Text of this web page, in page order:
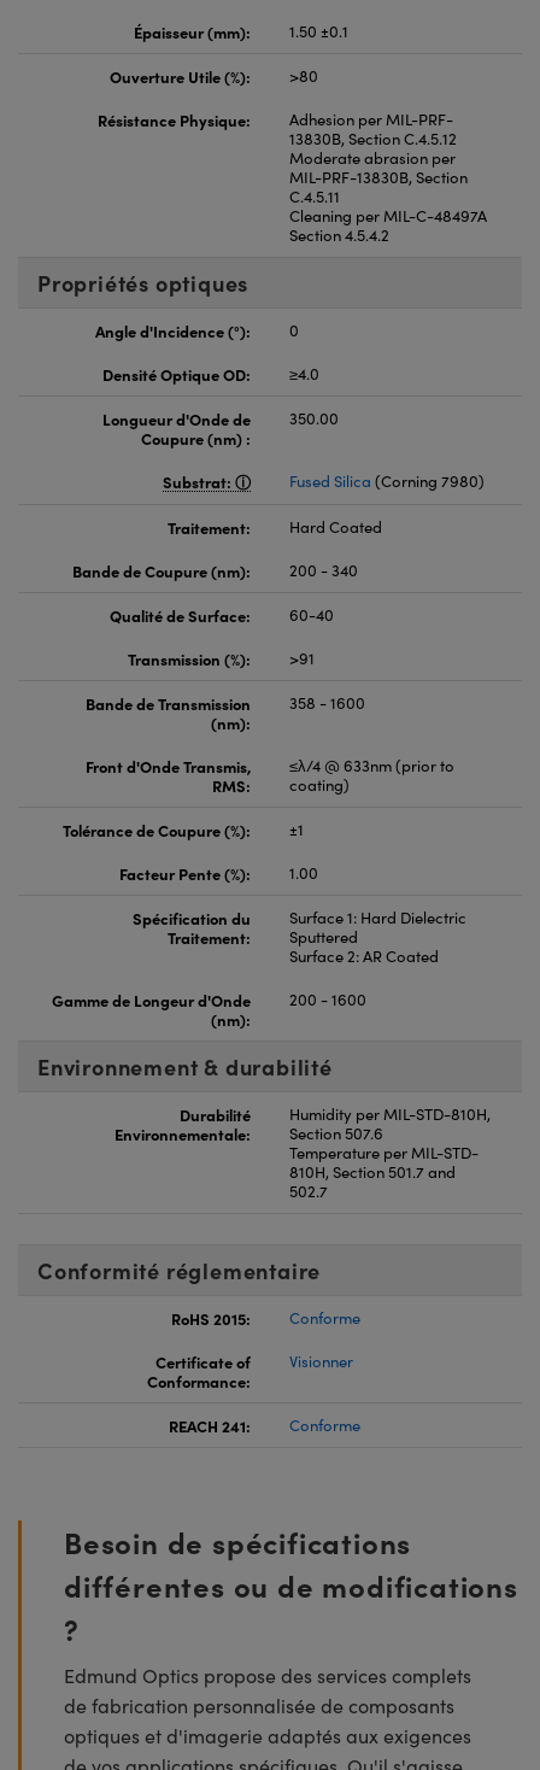
Épaisseur (mm):
1.50 ±0.1
Ouverture Utile (%):
>80
Résistance Physique:
Adhesion per MIL-PRF-
13830B, Section C.4.5.12
Moderate abrasion per
MIL-PRF-13830B, Section
C.4.5.11
Cleaning per MIL-C-48497A
Section 4.5.4.2
Propriétés optiques
Angle d'Incidence (°):
0
Densité Optique OD:
≥4.0
Longueur d'Onde de
Coupure (nm) :
350.00
Substrat: Fused Silica (Corning 7980)
Traitement:
Hard Coated
Bande de Coupure (nm):
200 - 340
Qualité de Surface:
60-40
Transmission (%):
>91
Bande de Transmission
(nm):
358 - 1600
Front d'Onde Transmis,
RMS:
≤λ/4 @ 633nm (prior to
coating)
Tolérance de Coupure (%):
±1
Facteur Pente (%):
1.00
Spécification du
Traitement:
Surface 1: Hard Dielectric
Sputtered
Surface 2: AR Coated
Gamme de Longeur d'Onde
(nm):
200 - 1600
Environnement & durabilité
Durabilité
Environnementale:
Humidity per MIL-STD-810H,
Section 507.6
Temperature per MIL-STD-
810H, Section 501.7 and
502.7
Conformité réglementaire
RoHS 2015:
Conforme
Certificate of
Conformance:
Visionner
REACH 241: Conforme
Besoin de spécifications
différentes ou de modifications
?
Edmund Optics propose des services complets
de fabrication personnalisée de composants
optiques et d'imagerie adaptés aux exigences